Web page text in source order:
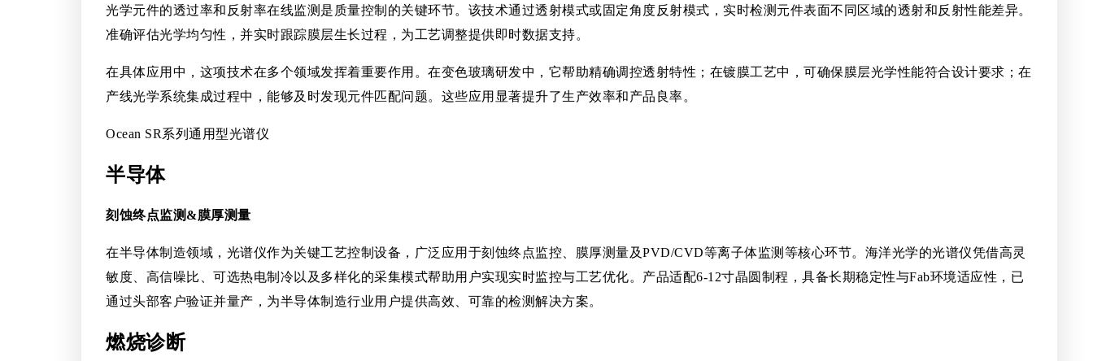
光学元件的透过率和反射率在线监测是质量控制的关键环节。该技术通过透射模式或固定角度反射模式，实时检测元件表面不同区域的透射和反射性能差异。
准确评估光学均匀性，并实时跟踪膜层生长过程，为工艺调整提供即时数据支持。
在具体应用中，这项技术在多个领域发挥着重要作用。在变色玻璃研发中，它帮助精确调控透射特性；在镀膜工艺中，可确保膜层光学性能符合设计要求；在
产线光学系统集成过程中，能够及时发现元件匹配问题。这些应用显著提升了生产效率和产品良率。
Ocean SR系列通用型光谱仪
半导体
刻蚀终点监测&膜厚测量
在半导体制造领域，光谱仪作为关键工艺控制设备，广泛应用于刻蚀终点监控、膜厚测量及PVD/CVD等离子体监测等核心环节。海洋光学的光谱仪凭借高灵
敏度、高信噪比、可选热电制冷以及多样化的采集模式帮助用户实现实时监控与工艺优化。产品适配6-12寸晶圆制程，具备长期稳定性与Fab环境适应性，已
通过头部客户验证并量产，为半导体制造行业用户提供高效、可靠的检测解决方案。
燃烧诊断